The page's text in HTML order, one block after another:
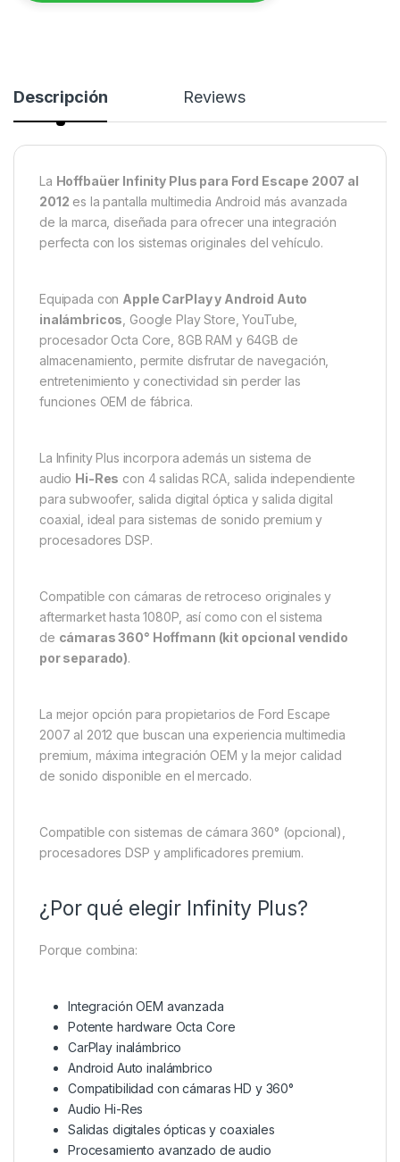
Descripción Reviews
La Hoffbaüer Infinity Plus para Ford Escape 2007 al
2012 es la pantalla multimedia Android más avanzada
de la marca, diseñada para ofrecer una integración
perfecta con los sistemas originales del vehículo.
Equipada con Apple CarPlay y Android Auto
inalámbricos , Google Play Store, YouTube,
procesador Octa Core, 8GB RAM y 64GB de
almacenamiento, permite disfrutar de navegación,
entretenimiento y conectividad sin perder las
funciones OEM de fábrica.
La Infinity Plus incorpora además un sistema de
audio Hi-Res con 4 salidas RCA, salida independiente
para subwoofer, salida digital óptica y salida digital
coaxial, ideal para sistemas de sonido premium y
procesadores DSP.
Compatible con cámaras de retroceso originales y
aftermarket hasta 1080P, así como con el sistema
de cámaras 360° Hoffmann (kit opcional vendido
por separado).
La mejor opción para propietarios de Ford Escape
2007 al 2012 que buscan una experiencia multimedia
premium, máxima integración OEM y la mejor calidad
de sonido disponible en el mercado.
Compatible con sistemas de cámara 360° (opcional),
procesadores DSP y amplificadores premium.
¿Por qué elegir Infinity Plus?
Porque combina:
Integración OEM avanzada
Potente hardware Octa Core
CarPlay inalámbrico
Android Auto inalámbrico
Compatibilidad con cámaras HD y 360°
Audio Hi-Res
Salidas digitales ópticas y coaxiales
Procesamiento avanzado de audio